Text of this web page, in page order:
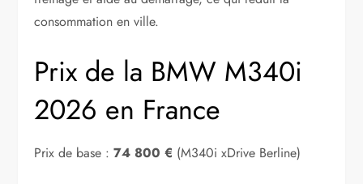
consommation en ville.
Prix de la BMW M340i
2026 en France
Prix de base :74 800 € (M340i xDrive Berline)